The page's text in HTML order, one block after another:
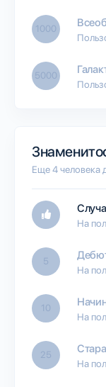
1000
5000
Еще 4 человека
На
5
На
10
На
25
На